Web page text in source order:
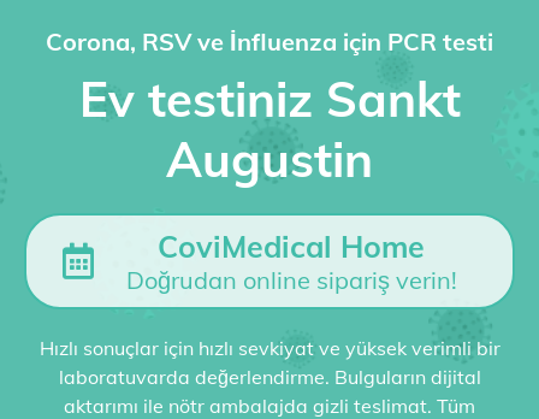
Corona, RSV ve İnfluenza için PCR testi
Ev testiniz Sankt
Augustin
CoviMedical Home
Doğrudan online sipariş verin!
Hızlı sonuçlar için hızlı sevkiyat ve yüksek verimli bir
laboratuvarda değerlendirme. Bulguların dijital
aktarımı ile nötr ambalajda gizli teslimat. Tüm